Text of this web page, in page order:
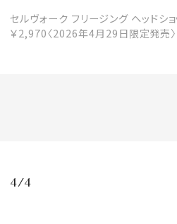
セルヴォーク フリージング ヘッドシ
￥2,970〈2026年4月29日限定発売〉
4/4